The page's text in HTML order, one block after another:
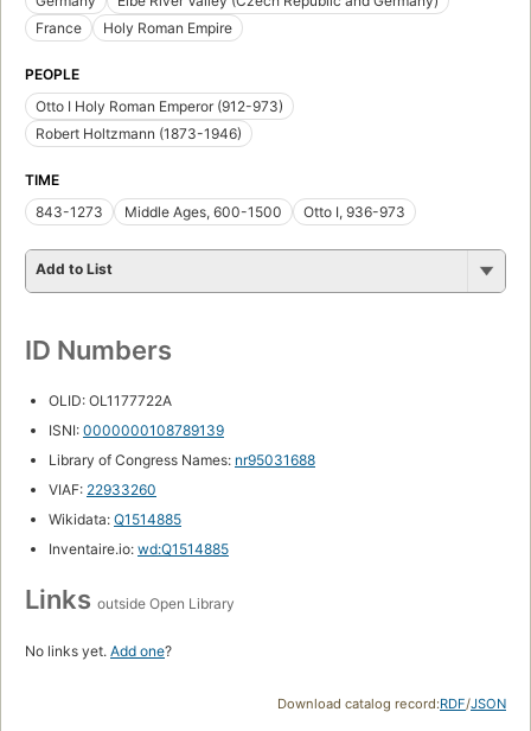
France
Holy Roman Empire
PEOPLE
Otto I Holy Roman Emperor (912-973)
Robert Holtzmann (1873-1946)
TIME
843-1273
Middle Ages, 600-1500 Otto I, 936-973
Add to List
ID Numbers
OLID: OL1177722A
ISNI: 0000000108789139
Library of Congress Names: nr95031688
VIAF: 22933260
Wikidata: Q1514885
Inventaire.io: wd:Q1514885
Links outside Open Library
No links yet. Add one?
Download catalog record:RDF/JSON